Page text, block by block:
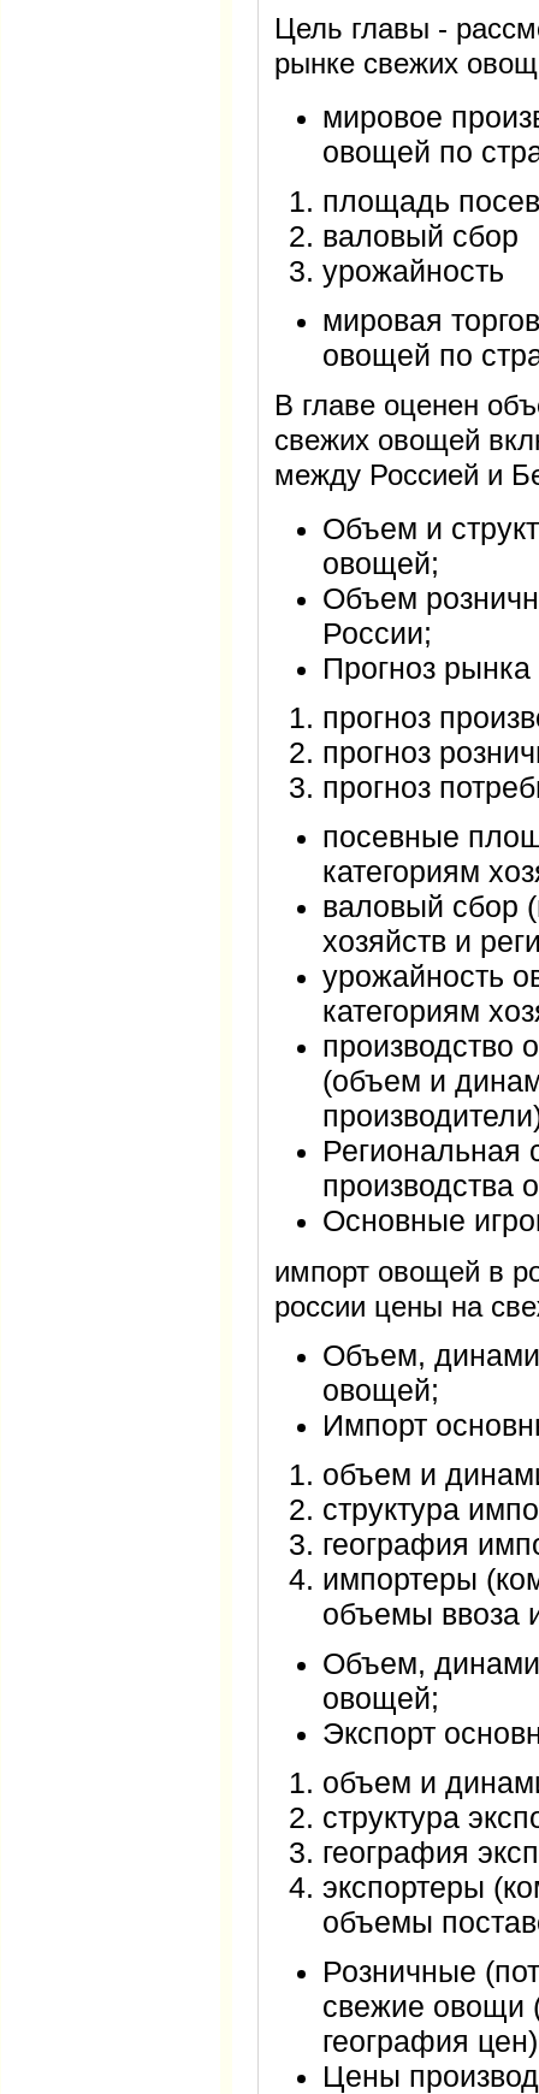
Цель главы -
рынке свежих
мировое
овощей по
площадь
валовый сбор
урожайность
мировая
овощей по
В главе оценен
свежих овощей
между Россией и
Объем и
овощей;
Объем
России;
Прогноз
прогноз
прогноз
прогноз
посевные
категориям
валовый сбор
хозяйств и
урожайность
категориям
производство
(объем и
Региональная
производства
Основные
импорт овощей в
россии цены на
Объем,
овощей;
Импорт
объем и
структура
география
импортеры
объемы ввоза
Объем,
овощей;
Экспорт
объем и
структура
география
экспортеры
объемы
Розничные
свежие овощи
география
Цены